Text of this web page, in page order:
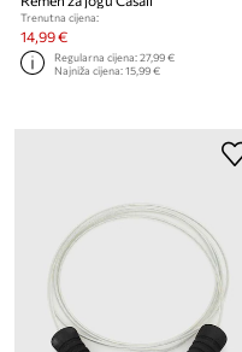
Trenutna cijena:
14,99 €
Regularna cijena:27,99 €
Najniža cijena:15,99 €